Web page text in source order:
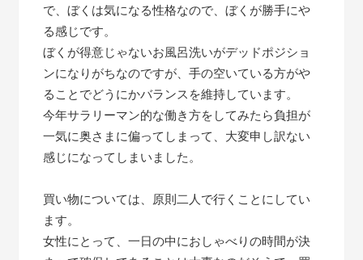
で、ぼくは気になる性格なので、ぼくが勝手にや
る感じです。
ぼくが得意じゃないお風呂洗いがデッドポジショ
ンになりがちなのですが、手の空いている方がや
ることでどうにかバランスを維持しています。
今年サラリーマン的な働き方をしてみたら負担が
一気に奥さまに偏ってしまって、大変申し訳ない
感じになってしまいました。
買い物については、原則二人で行くことにしてい
ます。
女性にとって、一日の中におしゃべりの時間が決